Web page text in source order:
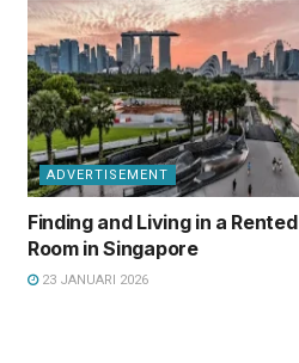
ADVERTISEMENT
Finding and Living in a Rented
Room in Singapore
23 JANUARI 2026